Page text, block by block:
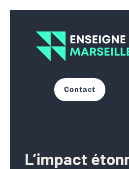
Contact
L’impact